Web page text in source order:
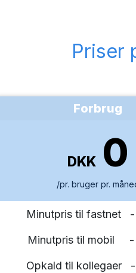
Priser
Forbrug
DKK 0
/pr. bruger pr.
Minutpris til fastnet
Minutpris til mobil
Opkald til